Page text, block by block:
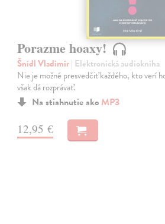
Porazme hoaxy!
Šnídl Vladimír| Elektronická audiokniha
Nie je možné presvedčiť každého, kto verí
však dá rozprávať.
Na stiahnutie ako MP3
12,95 €